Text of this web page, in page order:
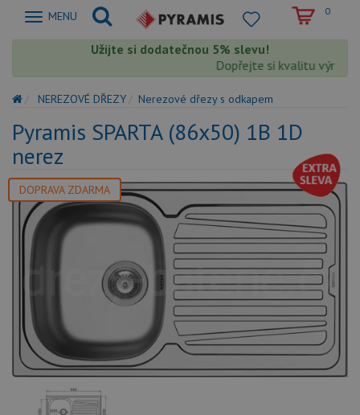
Zobrazit
MENU 0
Užijte si dodatečnou 5% slevu!
Dopřejte si kvalitu
NEREZOVÉ DŘEZY Nerezové dřezy s odkapem
Pyramis SPARTA (86x50) 1B 1D
nerez
DOPRAVA ZDARMA